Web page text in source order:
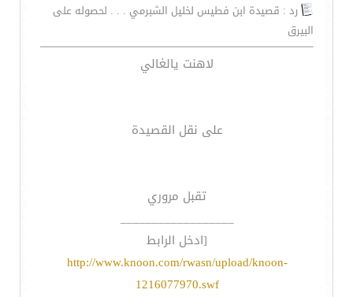
رد : قصيدة ابن فطيس لخليل الشبرمي . . . لحصوله على
البيرق
لاهنت يالغالي
على نقل القصيدة
تقبل مروري
__________________
[ادخل الرابط
http://www.knoon.com/rwasn/upload/knoon-
1216077970.swf